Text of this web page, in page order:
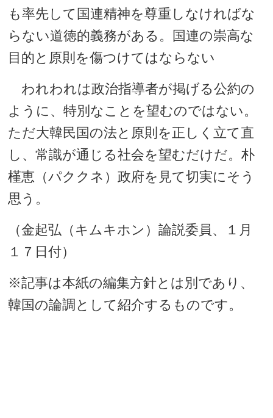
も率先して国連精神を尊重しなければな
らない道徳的義務がある。国連の崇高な
目的と原則を傷つけてはならない
われわれは政治指導者が掲げる公約の
ように、特別なことを望むのではない。
ただ大韓民国の法と原則を正しく立て直
し、常識が通じる社会を望むだけだ。朴
槿恵（パククネ）政府を見て切実にそう
思う。
（金起弘（キムキホン）論説委員、１月
１７日付）
※記事は本紙の編集方針とは別であり、
韓国の論調として紹介するものです。